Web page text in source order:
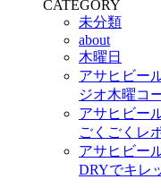
CATEGORY
未分類
about
木曜日
アサヒビー
ジオ木曜コ
アサヒビー
ごくごくレ
アサヒビー
DRYでキレ